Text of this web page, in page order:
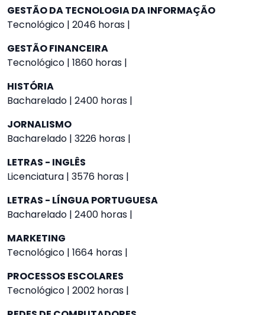
GESTÃO DA TECNOLOGIA DA INFORMAÇÃO
Tecnológico | 2046 horas |
GESTÃO FINANCEIRA
Tecnológico | 1860 horas |
HISTÓRIA
Bacharelado | 2400 horas |
JORNALISMO
Bacharelado | 3226 horas |
LETRAS - INGLÊS
Licenciatura | 3576 horas |
LETRAS - LÍNGUA PORTUGUESA
Bacharelado | 2400 horas |
MARKETING
Tecnológico | 1664 horas |
PROCESSOS ESCOLARES
Tecnológico | 2002 horas |